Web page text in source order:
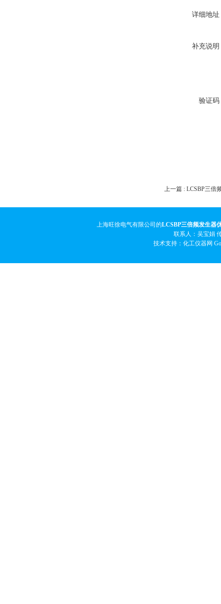
详细地址
补充说明
验证码
上一篇 : LCSBP三倍
上海旺徐电气有限公司的LCSBP三倍频发生器
联系人：吴宝娟
技术支持：化工仪器网